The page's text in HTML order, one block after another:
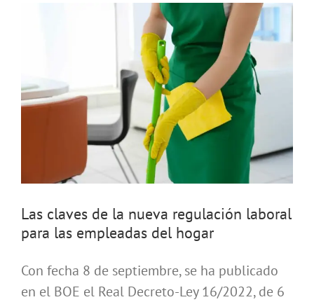
Las claves de la nueva regulación laboral
para las empleadas del hogar
Con fecha 8 de septiembre, se ha publicado
en el BOE el Real Decreto-Ley 16/2022, de 6